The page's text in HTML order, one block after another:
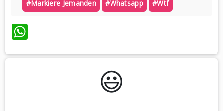
#markiere Jemanden #whatsapp #wtf
WhatsApp
😃️